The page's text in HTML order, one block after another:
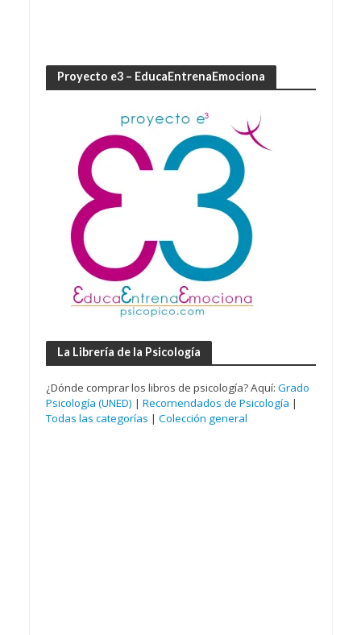
Proyecto e3 – EducaEntrenaEmociona
La Librería de la Psicología
¿Dónde comprar los libros de psicología? Aquí: Grado
Psicología (UNED) | Recomendados de Psicología |
Todas las categorías | Colección general